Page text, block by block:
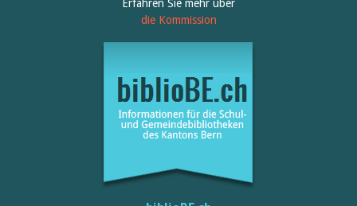
Erfahren Sie mehr über
die Kommission